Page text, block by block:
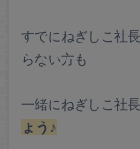
すでにねぎしこ社
らない方も
一緒にねぎしこ社
ょう♪